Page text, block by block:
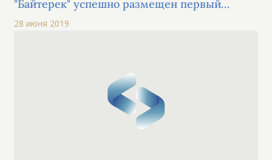
"Байтерек" успешно размещен первый
выпуск облигаций в рамках пятой
28 июня 2019